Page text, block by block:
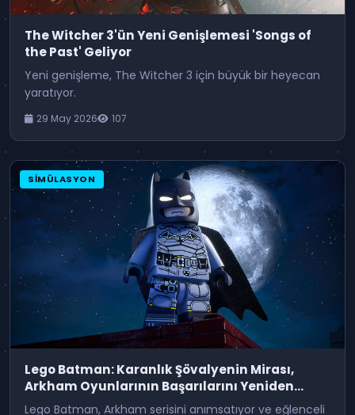
The Witcher 3'ün Yeni Genişlemesi 'Songs of
the Past' Geliyor
Yeni genişleme, The Witcher 3 için büyük bir heyecan
yaratıyor.
29 May 2026 107
SIMÜLASYON
Lego Batman: Karanlık Şövalyenin Mirası,
Arkham Oyunlarının Başarılarını Yeniden
Yaratma Çabasında
Lego Batman, Arkham serisini anımsatıyor ve eğlenceli